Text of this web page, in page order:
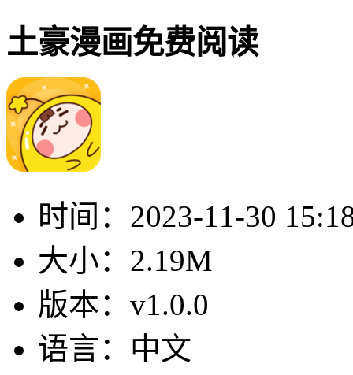
土豪漫画免费阅读
时间： 2023-11-30
大小： 2.19M
版本： v1.0.0
语言： 中文